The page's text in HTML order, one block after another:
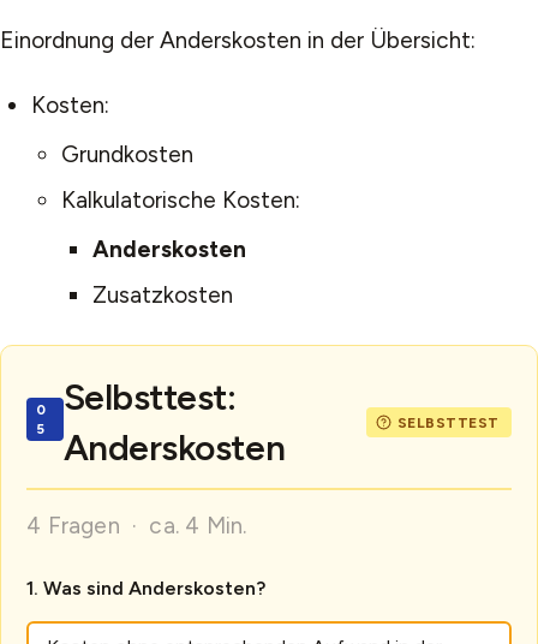
Einordnung der Anderskosten in der Übersicht:
Kosten:
Grundkosten
Kalkulatorische Kosten:
Anderskosten
Zusatzkosten
Selbsttest:
Anderskosten
4 Fragen · ca. 4 Min.
Was sind Anderskosten?